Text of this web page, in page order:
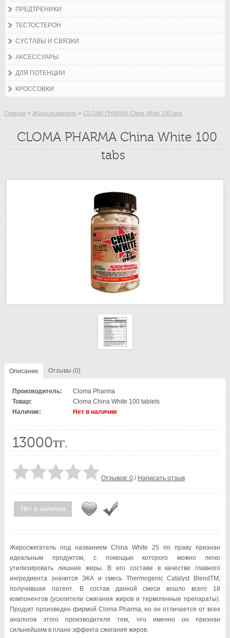
ПРЕДТРЕНИКИ
ТЕСТОСТЕРОН
СУСТАВЫ И СВЯЗКИ
АКСЕССУАРЫ
ДЛЯ ПОТЕНЦИИ
КРОССОВКИ
Главная » Жиросжигатели » CLOMA PHARMA China White 100 tabs
CLOMA PHARMA China White 100
tabs
Описание Отзывы (0)
Производитель:
Cloma Pharma
Товар:
Cloma China White 100 tablets
Наличие:
Нет в наличии
13000тг.
Отзывов: 0 / Написать отзыв
Нет в наличии
Жиросжигатель под названием China White 25 по праву признан
идеальным продуктом, с помощью которого можно легко
утилизировать лишние жиры. В его составе в качестве главного
ингредиента значится ЭКА и смесь Thermogenic Catalyst BlendTM,
получившая патент. В состав данной смеси вошло всего 18
компонентов (усилители сжигания жиров и термогенные препараты).
Продукт произведен фирмой Cloma Pharma, но он отличается от всех
аналогов этого производителя тем, что именно он признан
сильнейшим в плане эффекта сжигания жиров.